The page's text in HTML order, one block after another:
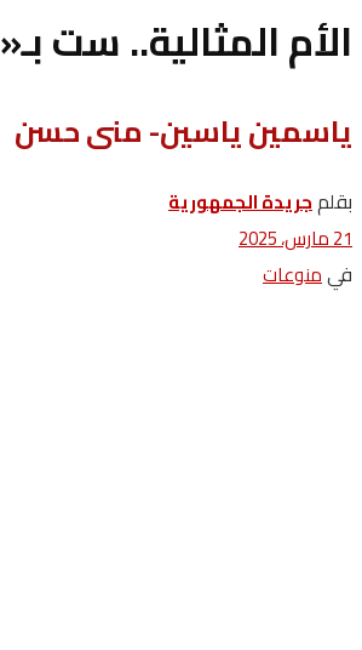
الأم المثالية.. ست بـ«١٠٠راجل»
ياسمين ياسين- منى حسن
بقلمجريدة الجمهورية
21 مارس، 2025
فيمنوعات